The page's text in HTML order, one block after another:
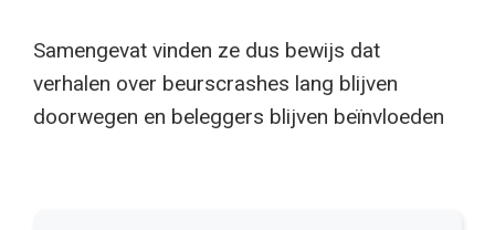
Samengevat vinden ze dus bewijs dat
verhalen over beurscrashes lang blijven
doorwegen en beleggers blijven beïnvloeden